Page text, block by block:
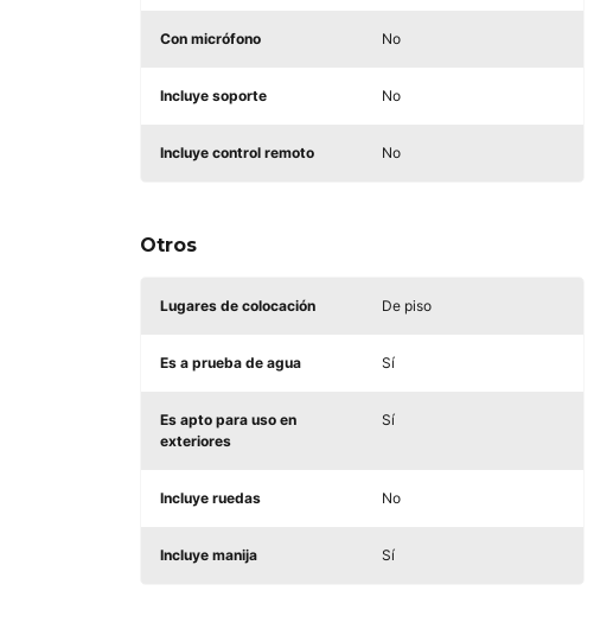
Con micrófono No
Incluye soporte No
Incluye control remoto No
Otros
Lugares de colocación De piso
Es a prueba de agua Sí
Es apto para uso en
exteriores
Sí
Incluye ruedas No
Incluye manija Sí